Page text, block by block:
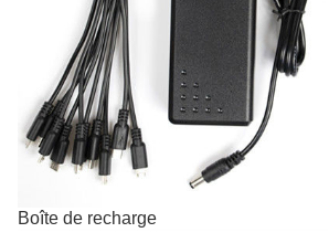
Boîte de recharge